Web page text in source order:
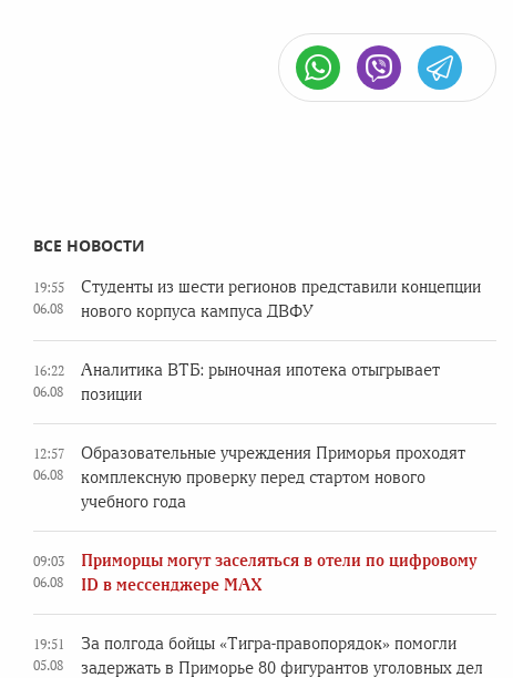
ВСЕ НОВОСТИ
19:55
06.08
Студенты из шести регионов представили концепции
нового корпуса кампуса ДВФУ
16:22
06.08
Аналитика ВТБ: рыночная ипотека отыгрывает
позиции
12:57
06.08
Образовательные учреждения Приморья проходят
комплексную проверку перед стартом нового
учебного года
09:03
06.08
Приморцы могут заселяться в отели по цифровому
ID в мессенджере MAX
19:51
05.08
За полгода бойцы «Тигра-правопорядок» помогли
задержать в Приморье 80 фигурантов уголовных дел